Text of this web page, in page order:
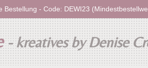
Bestellung - Code: DEWI23
- kreatives by Denise